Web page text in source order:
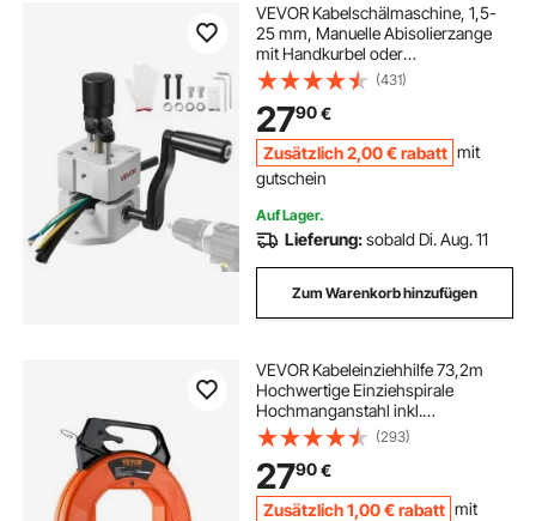
VEVOR Kabelschälmaschine, 1,5-
25 mm, Manuelle Abisolierzange
mit Handkurbel oder
Bohrmaschine, 64Mn gehärtete
Klingen, 45# Stahlrollen, ABC- &
PC-Drahtschäler,
Kabelabisoliermaschine
(431)
2790€
Zusätzlich2,00 €rabatt mit
gutschein
Auf Lager.
Lieferung:sobald Di. Aug. 11
Zum Warenkorb hinzufügen
VEVOR Kabeleinziehhilfe 73,2m
Hochwertige Einziehspirale
Hochmanganstahl inkl.
Baumwollhandschuhe Zugdraht für
Leerrohre mit bruchsicherem Kabel
[3mm] Einziehfeder Einziehhilfe
(293)
2790€
Zusätzlich1,00 €rabatt mit